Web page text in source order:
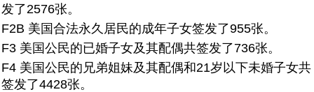
发了2576张。
F2B 美国合法永久居民的成年子女签发了955张。
F3 美国公民的已婚子女及其配偶共签发了736张。
F4 美国公民的兄弟姐妹及其配偶和21岁以下未婚子女共
签发了4428张。